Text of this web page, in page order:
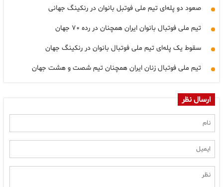
صعود دو پله‌ای تیم ملی فوتبل بانوان در رنکینگ جهانی
تیم ملی فوتبال بانوان ایران همچنان در رده ۷۰ جهان
سقوط یک پله‌ای تیم ملی فوتبال بانوان در رنکینگ جهان
تیم ملی فوتبال زنان ایران همچنان تیم شصت و هشت جهان
ارسال نظر